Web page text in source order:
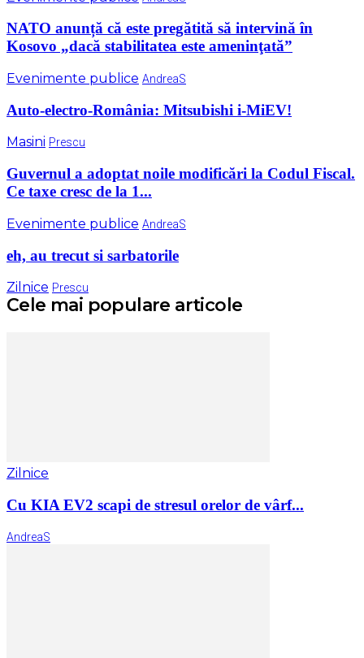
NATO anunță că este pregătită să intervină în
Kosovo „dacă stabilitatea este ameninţată”
Evenimente publice AndreaS
Auto-electro-România: Mitsubishi i-MiEV!
Masini Prescu
Guvernul a adoptat noile modificări la Codul Fiscal.
Ce taxe cresc de la 1...
Evenimente publice AndreaS
eh, au trecut si sarbatorile
Zilnice Prescu
Cele mai populare articole
Zilnice
Cu KIA EV2 scapi de stresul orelor de vârf...
AndreaS